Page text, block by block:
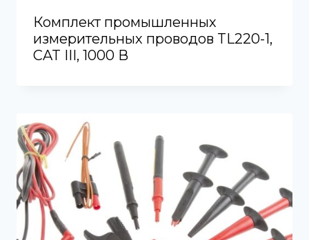
Комплект промышленных
измерительных проводов TL220-1,
CAT III, 1000 В